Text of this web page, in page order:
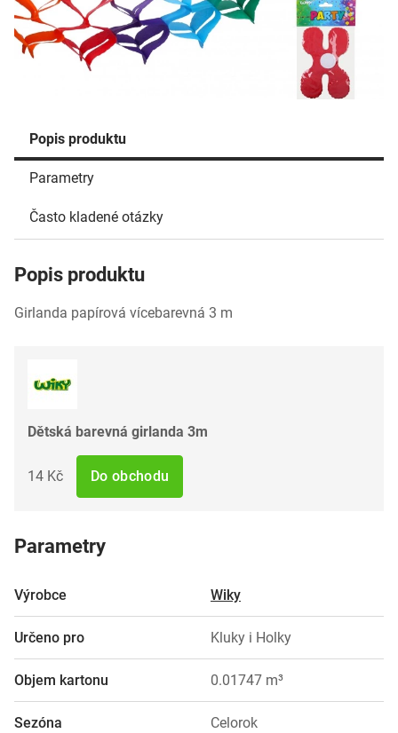
Popis produktu
Parametry
Často kladené otázky
Popis produktu
Girlanda papírová vícebarevná 3 m
Dětská barevná girlanda 3m
14 Kč Do obchodu
Parametry
Výrobce Wiky
Určeno pro Kluky i Holky
Objem kartonu 0.01747 m³
Sezóna Celorok